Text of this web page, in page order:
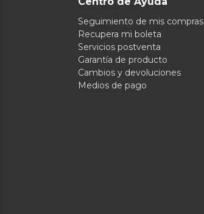
Seguimiento de mis compras
Recupera mi boleta
Servicios postventa
Garantía de producto
Cambios y devoluciones
Medios de pago